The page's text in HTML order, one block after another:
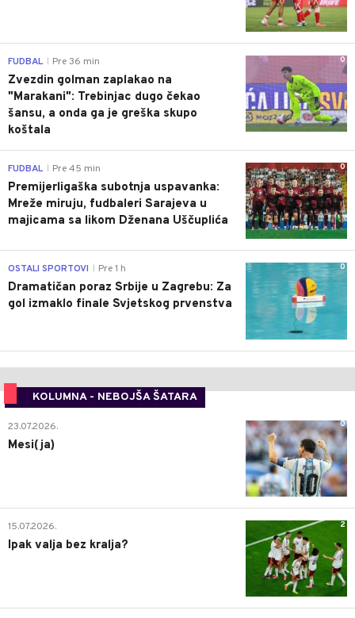
0
FUDBAL Pre 36 min
Zvezdin golman zaplakao na
"Marakani": Trebinjac dugo čekao
šansu, a onda ga je greška skupo
koštala
0
FUDBAL Pre 45 min
Premijerligaška subotnja uspavanka:
Mreže miruju, fudbaleri Sarajeva u
majicama sa likom Dženana Uščuplića
0
OSTALI SPORTOVI Pre 1 h
Dramatičan poraz Srbije u Zagrebu: Za
gol izmaklo finale Svjetskog prvenstva
KOLUMNA - NEBOJŠA ŠATARA
0
23.07.2026.
Mesi(ja)
2
15.07.2026.
Ipak valja bez kralja?